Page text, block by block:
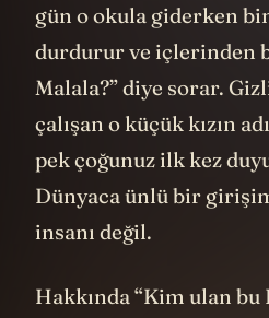
gün o okula giderken
durdurur ve içlerinden
Malala?” diye sorar.
çalışan o küçük kızın
pek çoğunuz ilk kez
Dünyaca ünlü bir
insanı değil.
Hakkında “Kim ulan bu